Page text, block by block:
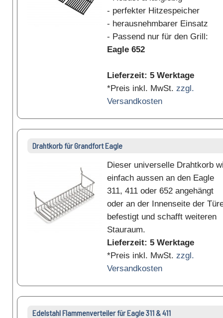
- perfekter Hitzespeicher
- herausnehmbarer Einsatz
- Passend nur für den Grill:
Eagle 652
Lieferzeit: 5 Werktage
*Preis inkl. MwSt. zzgl.
Versandkosten
Drahtkorb für Grandfort Eagle
Dieser universelle Drahtkorb
einfach aussen an den Eagle
311, 411 oder 652 angehängt
oder an der Innenseite der
befestigt und schafft weiteren
Stauraum.
Lieferzeit: 5 Werktage
*Preis inkl. MwSt. zzgl.
Versandkosten
Edelstahl Flammenverteiler für Eagle 311 & 411